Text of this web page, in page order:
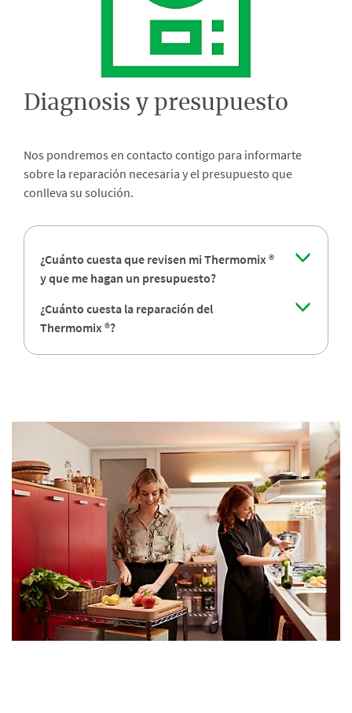
Diagnosis y presupuesto
Nos pondremos en contacto contigo para informarte
sobre la reparación necesaria y el presupuesto que
conlleva su solución.
¿Cuánto cuesta que revisen mi Thermomix ®
y que me hagan un presupuesto?
¿Cuánto cuesta la reparación del
Thermomix ®?